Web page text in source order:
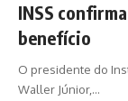
INSS
benefício
O presidente do
Waller Júnior,…